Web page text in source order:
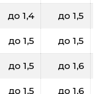
до 1,4 до 1,5
до 1,5 до 1,5
до 1,5 до 1,6
до 1,5 до 1,6